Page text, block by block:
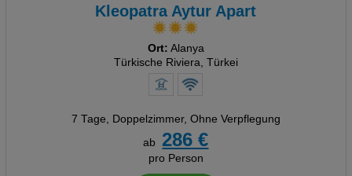
Kleopatra Aytur Apart
Ort: Alanya
Türkische Riviera, Türkei
7 Tage, Doppelzimmer, Ohne Verpflegung
ab
286 €
pro Person